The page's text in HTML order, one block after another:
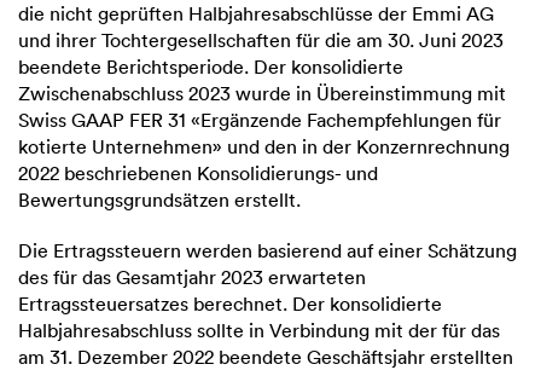
die nicht geprüften Halbjahresabschlüsse der Emmi AG
und ihrer Tochtergesellschaften für die am 30. Juni 2023
beendete Berichtsperiode. Der konsolidierte
Zwischenabschluss 2023 wurde in Übereinstimmung mit
Swiss GAAP FER 31 «Ergänzende Fachempfehlungen für
kotierte Unternehmen» und den in der Konzernrechnung
2022 beschriebenen Konsolidierungs- und
Bewertungsgrundsätzen erstellt.
Die Ertragssteuern werden basierend auf einer Schätzung
des für das Gesamtjahr 2023 erwarteten
Ertragssteuersatzes berechnet. Der konsolidierte
Halbjahresabschluss sollte in Verbindung mit der für das
am 31. Dezember 2022 beendete Geschäftsjahr erstellten